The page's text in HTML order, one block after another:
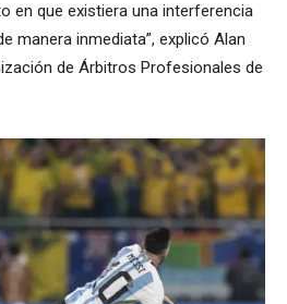
en que existiera una interferencia
manera inmediata”, explicó Alan
de Árbitros Profesionales de